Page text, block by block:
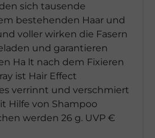
sich tausende
bestehenden Haar und
voller wirken die Fasern
und garantieren
Ha lt nach dem Fixieren
ist Hair Effect
verrinnt und verschmiert
Hilfe von Shampoo
werden 26 g. UVP €